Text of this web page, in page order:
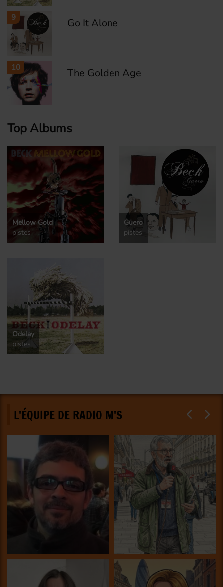
9 Go It Alone
10 The Golden Age
Top Albums
Mellow Gold
pistes
Guero
pistes
Odelay
pistes
L'ÉQUIPE DE RADIO M'S